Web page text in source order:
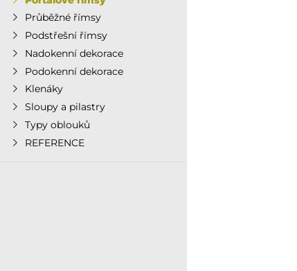
Průběžné římsy
Podstřešní římsy
Nadokenní dekorace
Podokenní dekorace
Klenáky
Sloupy a pilastry
Typy oblouků
REFERENCE